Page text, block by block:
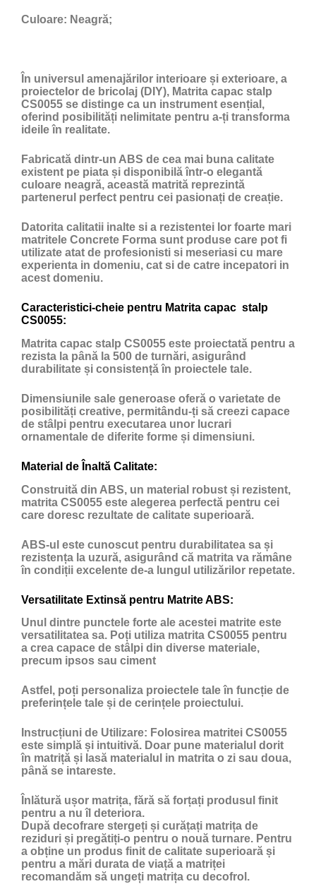
Culoare: Neagră;
În universul amenajărilor interioare și exterioare, a
proiectelor de bricolaj (DIY), Matrita capac stalp
CS0055 se distinge ca un instrument esențial,
oferind posibilități nelimitate pentru a-ți transforma
ideile în realitate.
Fabricată dintr-un ABS de cea mai buna calitate
existent pe piata și disponibilă într-o elegantă
culoare neagră, această matrită reprezintă
partenerul perfect pentru cei pasionați de creație.
Datorita calitatii inalte si a rezistentei lor foarte mari
matritele Concrete Forma sunt produse care pot fi
utilizate atat de profesionisti si meseriasi cu mare
experienta in domeniu, cat si de catre incepatori in
acest domeniu.
Caracteristici-cheie pentru Matrita capac stalp
CS0055:
Matrita capac stalp CS0055 este proiectată pentru a
rezista la până la 500 de turnări, asigurând
durabilitate și consistență în proiectele tale.
Dimensiunile sale generoase oferă o varietate de
posibilități creative, permitându-ți să creezi capace
de stâlpi pentru executarea unor lucrari
ornamentale de diferite forme și dimensiuni.
Material de Înaltă Calitate:
Construită din ABS, un material robust și rezistent,
matrita CS0055 este alegerea perfectă pentru cei
care doresc rezultate de calitate superioară.
ABS-ul este cunoscut pentru durabilitatea sa și
rezistența la uzură, asigurând că matrita va rămâne
în condiții excelente de-a lungul utilizărilor repetate.
Versatilitate Extinsă pentru Matrite ABS:
Unul dintre punctele forte ale acestei matrite este
versatilitatea sa. Poți utiliza matrita CS0055 pentru
a crea capace de stâlpi din diverse materiale,
precum ipsos sau ciment
Astfel, poți personaliza proiectele tale în funcție de
preferințele tale și de cerințele proiectului.
Instrucțiuni de Utilizare: Folosirea matritei CS0055
este simplă și intuitivă. Doar pune materialul dorit
în matriță și lasă materialul in matrita o zi sau doua,
până se intareste.
Înlătură ușor matrița, fără să forțați produsul finit
pentru a nu îl deteriora.
După decofrare stergeți și curățați matrița de
reziduri și pregătiți-o pentru o nouă turnare. Pentru
a obține un produs finit de calitate superioară și
pentru a mări durata de viață a matriței
recomandăm să ungeți matrița cu decofrol .